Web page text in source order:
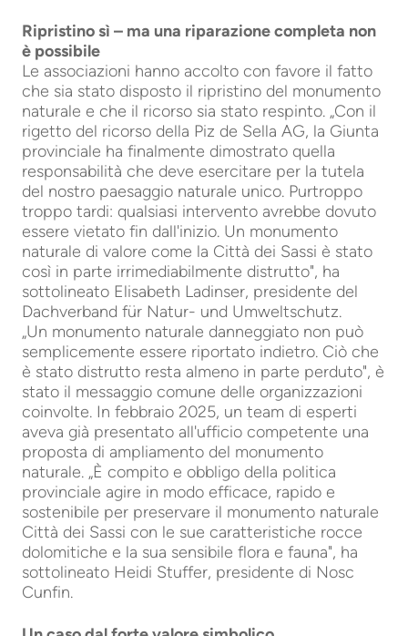
Ripristino sì – ma una riparazione completa non
è possibile
Le associazioni hanno accolto con favore il fatto
che sia stato disposto il ripristino del monumento
naturale e che il ricorso sia stato respinto. „Con il
rigetto del ricorso della Piz de Sella AG, la Giunta
provinciale ha finalmente dimostrato quella
responsabilità che deve esercitare per la tutela
del nostro paesaggio naturale unico. Purtroppo
troppo tardi: qualsiasi intervento avrebbe dovuto
essere vietato fin dall'inizio. Un monumento
naturale di valore come la Città dei Sassi è stato
così in parte irrimediabilmente distrutto", ha
sottolineato Elisabeth Ladinser, presidente del
Dachverband für Natur- und Umweltschutz.
„Un monumento naturale danneggiato non può
semplicemente essere riportato indietro. Ciò che
è stato distrutto resta almeno in parte perduto", è
stato il messaggio comune delle organizzazioni
coinvolte. In febbraio 2025, un team di esperti
aveva già presentato all'ufficio competente una
proposta di ampliamento del monumento
naturale. „È compito e obbligo della politica
provinciale agire in modo efficace, rapido e
sostenibile per preservare il monumento naturale
Città dei Sassi con le sue caratteristiche rocce
dolomitiche e la sua sensibile flora e fauna", ha
sottolineato Heidi Stuffer, presidente di Nosc
Cunfin.